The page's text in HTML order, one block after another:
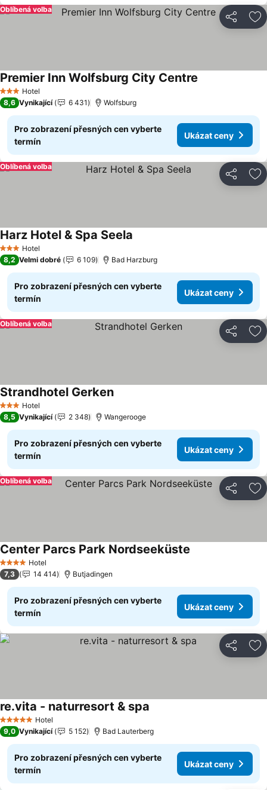
Sdílet
Oblíbená volba
3 Počet hvězdiček
Hotel
Premier Inn Wolfsburg City Centre
8,6 Vynikající 6 431 Wolfsburg
Pro zobrazení přesných cen vyberte
termín
Ukázat ceny
Sdílet
Oblíbená volba
3 Počet hvězdiček
Hotel
Harz Hotel & Spa Seela
8,2 Velmi dobré 6 109 Bad Harzburg
Pro zobrazení přesných cen vyberte
termín
Ukázat ceny
Sdílet
Oblíbená volba
3 Počet hvězdiček
Hotel
Strandhotel Gerken
8,5 Vynikající 2 348 Wangerooge
Pro zobrazení přesných cen vyberte
termín
Ukázat ceny
Sdílet
Oblíbená volba
4 Počet hvězdiček
Hotel
Center Parcs Park Nordseeküste
7,3 14 414 Butjadingen
Pro zobrazení přesných cen vyberte
termín
Ukázat ceny
Sdílet
5 Počet hvězdiček
Hotel
re.vita - naturresort & spa
9,0 Vynikající 5 152 Bad Lauterberg
Pro zobrazení přesných cen vyberte
termín
Ukázat ceny